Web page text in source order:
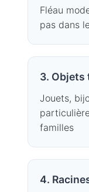
Fléau
pas dans
3. Objets
Jouets,
familles
4.